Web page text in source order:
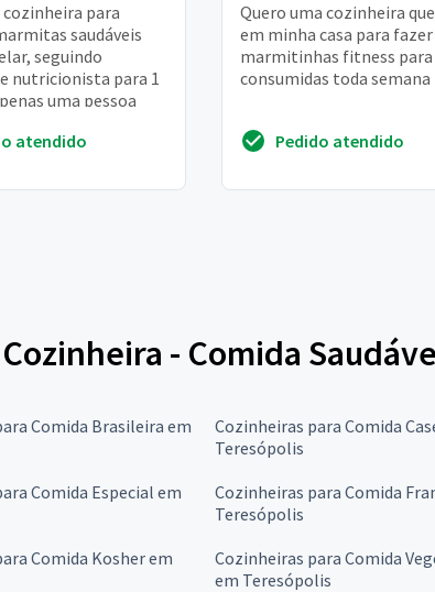
cozinheira para
saudáveis
seguindo
nutricionista para 1
uma pessoa
atendido
Quero uma cozinheira
em minha casa para fazer
marmitinhas fitness para
consumidas toda semana
Pedido atendido
- Comida
Comida Brasileira em
Cozinheiras para Comida
Teresópolis
Comida Especial em
Cozinheiras para Comida
Teresópolis
Comida Kosher em
Cozinheiras para Comida
em Teresópolis